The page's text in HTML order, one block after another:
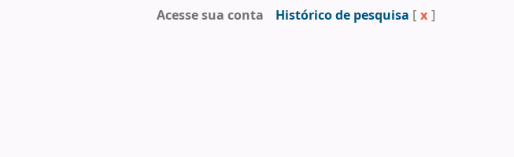
Acesse sua conta Histórico de pesquisa [ x ]